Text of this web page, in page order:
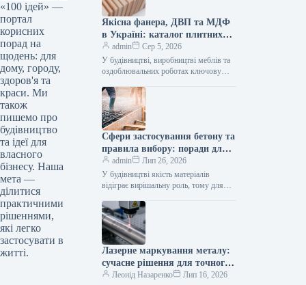
«100 ідей» —
портал
корисних
порад на
щодень: для
дому, городу,
здоров'я та
краси. Ми
також
пишемо про
будівництво
та ідеї для
власного
бізнесу. Наша
мета —
ділитися
практичними
рішеннями,
які легко
застосувати в
житті.
Якісна фанера, ДВП та МДФ
в Україні: каталог плитних
матеріалів від «ВІН-ВУД»
admin
Сер 5, 2026
У будівництві, виробництві меблів та
оздоблювальних роботах ключову
сировини. Компанія «ВІН-ВУД» уже
тривалий час займається…
Сфери застосування бетону та
правила вибору: поради для
приватного й промислового
будівництва
admin
Лип 26, 2026
У будівництві якість матеріалів
відіграє вирішальну роль, тому для
обирати перевірених виробників, таких
як компанія Промбудцентр,…
Лазерне маркування металу:
сучасне рішення для точного
та довговічного нанесення
Леонід Назаренко
Лип 16, 2026